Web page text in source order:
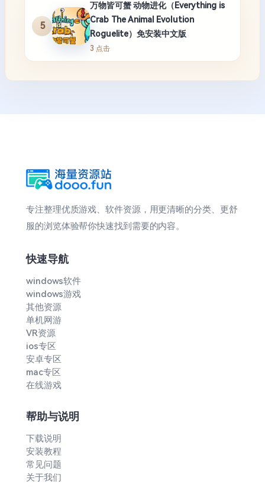
5
万物皆可蟹 动物进化（Everything is
Crab The Animal Evolution
Roguelite）免安装中文版
3 点击
专注整理优质游戏、软件资源，用更清晰的分类、更舒
服的浏览体验帮你快速找到需要的内容。
快速导航
windows软件
windows游戏
其他资源
单机网游
VR资源
ios专区
安卓专区
mac专区
在线游戏
帮助与说明
下载说明
安装教程
常见问题
关于我们